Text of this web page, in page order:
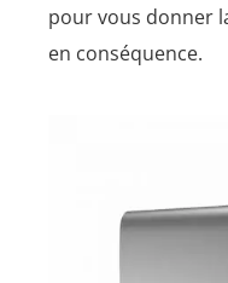
pour vous donner
en conséquence.